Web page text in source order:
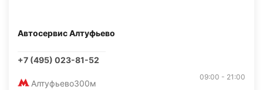
Автосервис Алтуфьево
+7 (495) 023-81-52
Алтуфьево300м
09:00 - 21:00